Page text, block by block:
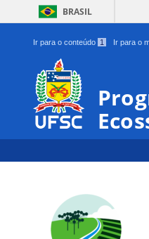
BRASIL
Ir para o conteúdo 1 Ir para o